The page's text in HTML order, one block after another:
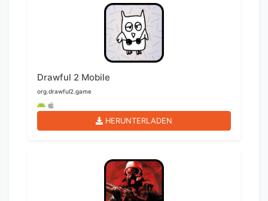
Drawful 2 Mobile
org.drawful2.game
HERUNTERLADEN